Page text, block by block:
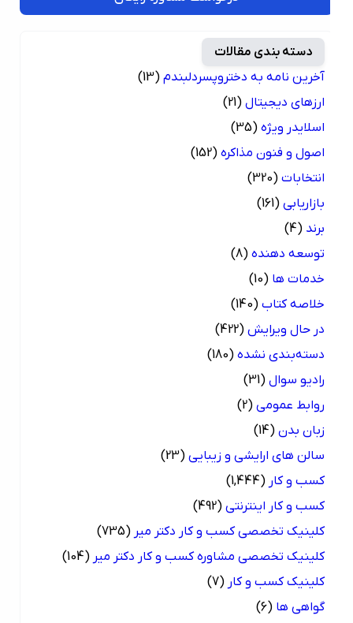
دسته بندی مقالات
آخرین نامه به دختروپسردلبندم (13)
ارزهای دیجیتال (21)
اسلایدر ویژه (35)
اصول و فنون مذاکره (152)
انتخابات (320)
بازاریابی (161)
(4)
توسعه دهنده (8)
خدمات ها (10)
خلاصه کتاب (140)
در حال ویرایش (422)
دسته‌بندی نشده (180)
رادیو سوال (31)
روابط عمومی (2)
زبان بدن (14)
سالن های ارایشی و زیبایی (23)
کسب و کار (1,444)
کسب و کار اینترنتی (492)
کلینیک تخصصی کسب و کار دکتر میر (735)
کلینیک تخصصی مشاوره کسب و کار دکتر میر (104)
کلینیک کسب و کار (7)
گواهی ها (6)